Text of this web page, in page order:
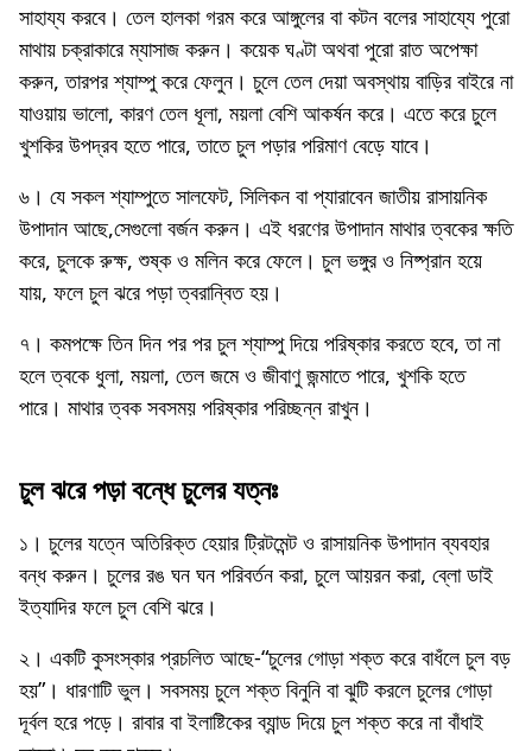
সাহায্য করবে। তেল হালকা গরম করে আঙ্গুলের বা কটন বলের সাহায্যে পুরো
মাথায় চক্রাকারে ম্যাসাজ করুন। কয়েক ঘণ্টা অথবা পুরো রাত অপেক্ষা
করুন, তারপর শ্যাম্পু করে ফেলুন। চুলে তেল দেয়া অবস্থায় বাড়ির বাইরে না
যাওয়ায় ভালো, কারণ তেল ধূলা, ময়লা বেশি আকর্ষন করে। এতে করে চুলে
খুশকির উপদ্রব হতে পারে, তাতে চুল পড়ার পরিমাণ বেড়ে যাবে।
৬। যে সকল শ্যাম্পুতে সালফেট, সিলিকন বা প্যারাবেন জাতীয় রাসায়নিক
উপাদান আছে,সেগুলো বর্জন করুন। এই ধরণের উপাদান মাথার ত্বকের ক্ষতি
করে, চুলকে রুক্ষ, শুষ্ক ও মলিন করে ফেলে। চুল ভঙ্গুর ও নিষ্প্রান হয়ে
যায়, ফলে চুল ঝরে পড়া ত্বরান্বিত হয়।
৭। কমপক্ষে তিন দিন পর পর চুল শ্যাম্পু দিয়ে পরিষ্কার করতে হবে, তা না
হলে ত্বকে ধুলা, ময়লা, তেল জমে ও জীবাণু জন্মাতে পারে, খুশকি হতে
পারে। মাথার ত্বক সবসময় পরিষ্কার পরিচ্ছন্ন রাখুন।
চুল ঝরে পড়া বন্ধে চুলের যত্নঃ
১। চুলের যত্নে অতিরিক্ত হেয়ার ট্রিটমেন্ট ও রাসায়নিক উপাদান ব্যবহার
বন্ধ করুন। চুলের রঙ ঘন ঘন পরিবর্তন করা, চুলে আয়রন করা, ব্লো ডাই
ইত্যাদির ফলে চুল বেশি ঝরে।
২। একটি কুসংস্কার প্রচলিত আছে-“চুলের গোড়া শক্ত করে বাধঁলে চুল বড়
হয়”। ধারণাটি ভুল। সবসময় চুলে শক্ত বিনুনি বা ঝুটি করলে চুলের গোড়া
দূর্বল হরে পড়ে। রাবার বা ইলাষ্টিকের ব্যান্ড দিয়ে চুল শক্ত করে না বাঁধাই